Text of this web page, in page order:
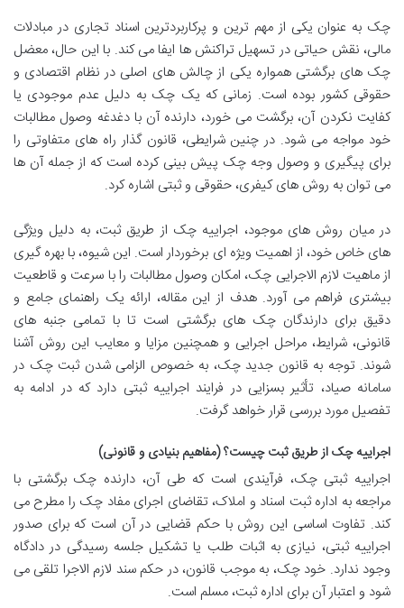
چک به عنوان یکی از مهم ترین و پرکاربردترین اسناد تجاری در مبادلات
مالی، نقش حیاتی در تسهیل تراکنش ها ایفا می کند. با این حال، معضل
چک های برگشتی همواره یکی از چالش های اصلی در نظام اقتصادی و
حقوقی کشور بوده است. زمانی که یک چک به دلیل عدم موجودی یا
کفایت نکردن آن، برگشت می خورد، دارنده آن با دغدغه وصول مطالبات
خود مواجه می شود. در چنین شرایطی، قانون گذار راه های متفاوتی را
برای پیگیری و وصول وجه چک پیش بینی کرده است که از جمله آن ها
می توان به روش های کیفری، حقوقی و ثبتی اشاره کرد.
در میان روش های موجود، اجراییه چک از طریق ثبت، به دلیل ویژگی
های خاص خود، از اهمیت ویژه ای برخوردار است. این شیوه، با بهره گیری
از ماهیت لازم الاجرایی چک، امکان وصول مطالبات را با سرعت و قاطعیت
بیشتری فراهم می آورد. هدف از این مقاله، ارائه یک راهنمای جامع و
دقیق برای دارندگان چک های برگشتی است تا با تمامی جنبه های
قانونی، شرایط، مراحل اجرایی و همچنین مزایا و معایب این روش آشنا
شوند. توجه به قانون جدید چک، به خصوص الزامی شدن ثبت چک در
سامانه صیاد، تأثیر بسزایی در فرایند اجراییه ثبتی دارد که در ادامه به
تفصیل مورد بررسی قرار خواهد گرفت.
اجراییه چک از طریق ثبت چیست؟ (مفاهیم بنیادی و قانونی)
اجراییه ثبتی چک، فرآیندی است که طی آن، دارنده چک برگشتی با
مراجعه به اداره ثبت اسناد و املاک، تقاضای اجرای مفاد چک را مطرح می
کند. تفاوت اساسی این روش با حکم قضایی در آن است که برای صدور
اجراییه ثبتی، نیازی به اثبات طلب یا تشکیل جلسه رسیدگی در دادگاه
وجود ندارد. خود چک، به موجب قانون، در حکم سند لازم الاجرا تلقی می
شود و اعتبار آن برای اداره ثبت، مسلم است.